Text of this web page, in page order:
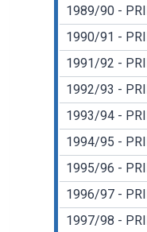
1989/90 -
1990/91 -
1991/92 -
1992/93 -
1993/94 -
1994/95 -
1995/96 -
1996/97 -
1997/98 -